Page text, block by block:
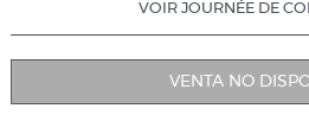
VOIR JOURNÉE DE
VENTA NO